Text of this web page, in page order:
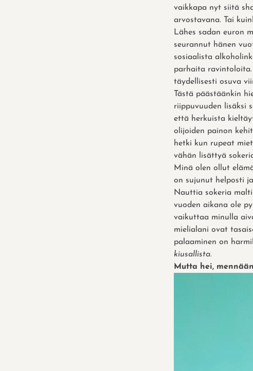
vaikkapa nyt siitä
arvostavana. Tai
Lähes sadan euron
seurannut hänen
sosiaalista
parhaita ravintoloita.
täydellisesti osuva
Tästä päästäänkin
riippuvuuden lisäksi
että herkuista
olijoiden painon
hetki kun rupeat
vähän lisättyä
Minä olen ollut
on sujunut helposti
Nauttia sokeria
vuoden aikana ole
vaikuttaa minulla
mielialani ovat
palaaminen on
kiusallista.
Mutta hei,